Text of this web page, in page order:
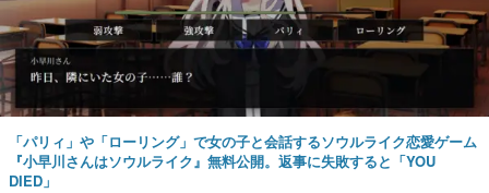
「パリィ」や「ローリング」で女の子と会話するソウルライク恋愛ゲーム
『小早川さんはソウルライク』無料公開。返事に失敗すると「YOU
DIED」